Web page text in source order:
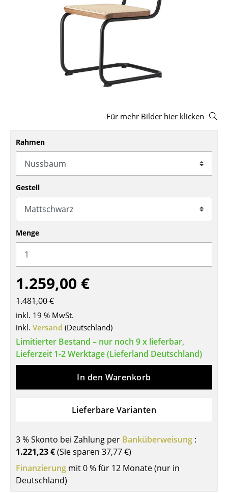
Gartenstühle
Bürosessel
Einzelteile
Tische
Beistelltische
Couchtische
Schreibtische
Sekretäre & PC-Tische
Konferenztische
Servierwagen
Einzelteile
... alle Tische
Für mehr Bilder hier klicken
Rahmen
Gestell
Menge
1.259,00 €
1.481,00 €
inkl. 19 % MwSt.
inkl. Versand (Deutschland)
Limitierter Bestand – nur noch 9 x lieferbar,
Lieferzeit 1-2 Werktage (Lieferland Deutschland)
In den Warenkorb
Lieferbare Varianten
3 % Skonto bei Zahlung per Banküberweisung :
1.221,23 €(Sie sparen 37,77 €)
Finanzierung mit 0 % für 12 Monate (nur in
Deutschland)